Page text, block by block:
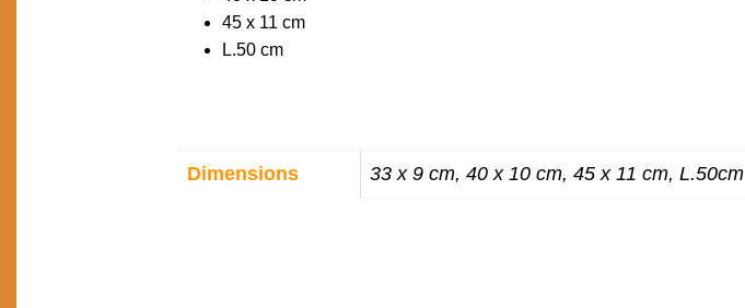
45 x 11 cm
L.50 cm
INFORMATIONS
COMPLÉMENTAIRES
Dimensions 33 x 9 cm, 40 x 10 cm, 45 x 11 cm, L.50cm